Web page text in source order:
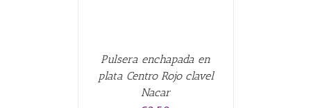
Pulsera enchapada en
plata Centro Rojo clavel
Nacar